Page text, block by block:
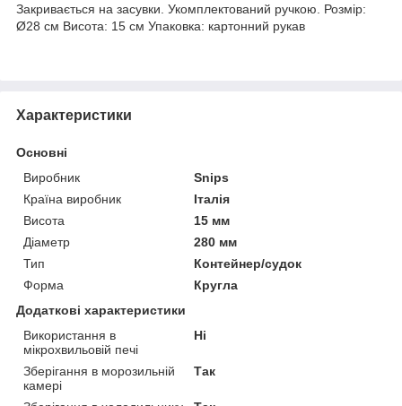
Закривається на засувки. Укомплектований ручкою. Розмір:
Ø28 см Висота: 15 см Упаковка: картонний рукав
Характеристики
Основні
Виробник
Snips
Країна виробник
Італія
Висота
15 мм
Діаметр
280 мм
Тип
Контейнер/судок
Форма
Кругла
Додаткові характеристики
Використання в
мікрохвильовій печі
Ні
Зберігання в морозильній
камері
Так